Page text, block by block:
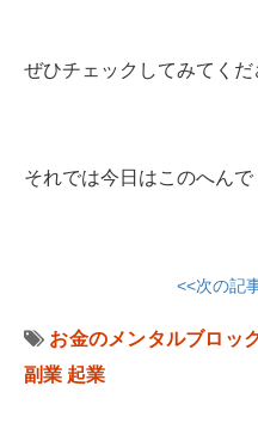
ぜひチェックしてみてく
それでは今日はこのへんで
<<次の記
お金のメンタルブロッ
副業 起業